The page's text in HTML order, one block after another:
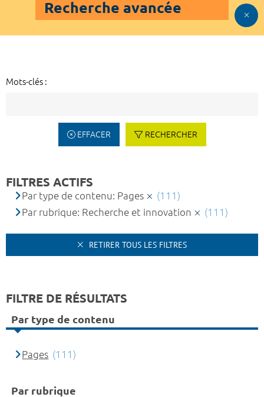
Recherche avancée
Mots-clés :
EFFACER RECHERCHER
FILTRES ACTIFS
Par type de contenu: Pages
(111)
Par rubrique: Recherche et innovation
(111)
RETIRER TOUS LES FILTRES
FILTRE DE RÉSULTATS
Par type de contenu
Pages (111)
Par rubrique